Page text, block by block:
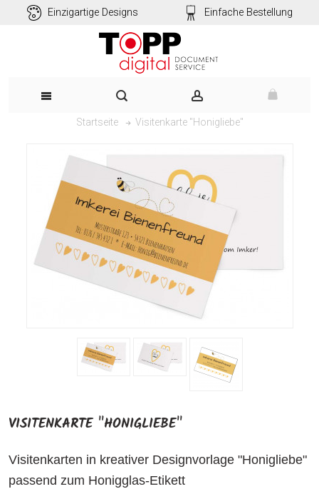
Einzigartige Designs Einfache Bestellung
Startseite Visitenkarte "Honigliebe"
VISITENKARTE "HONIGLIEBE"
Visitenkarten in kreativer Designvorlage "Honigliebe"
passend zum Honigglas-Etikett